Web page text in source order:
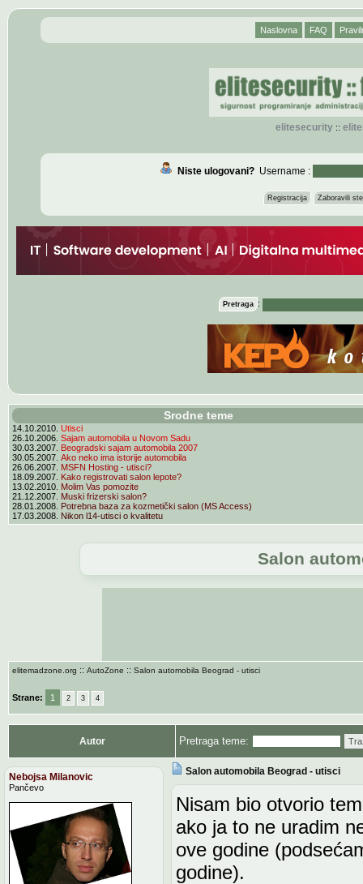
Naslovna FAQ
elitesecurity::
Niste ulogovani?Username :
Registracija Zaboravili
Pretraga :
Srodne teme
14.10.2010. Utisci
26.10.2006. Sajam automobila u Novom Sadu
30.03.2007. Beogradski sajam automobila 2007
30.05.2007. Ako neko ima istorije automobila
26.06.2007. MSFN Hosting - utisci?
18.09.2007. Kako registrovati salon lepote?
13.02.2010. Molim Vas pomozite
21.12.2007. Muski frizerski salon?
28.01.2008. Potrebna baza za kozmetički salon (MS Access)
17.03.2008. Nikon l14-utisci o kvalitetu
Salon
elitemadzone.org :: AutoZone :: Salon automobila Beograd - utisci
Strane: 1 2 3 4
Autor Pretraga teme:
Nebojsa Milanovic
Pančevo
Salon automobila Beograd - utisci
Nisam bio otvorio
ako ja to ne uradim
ove godine
godine).